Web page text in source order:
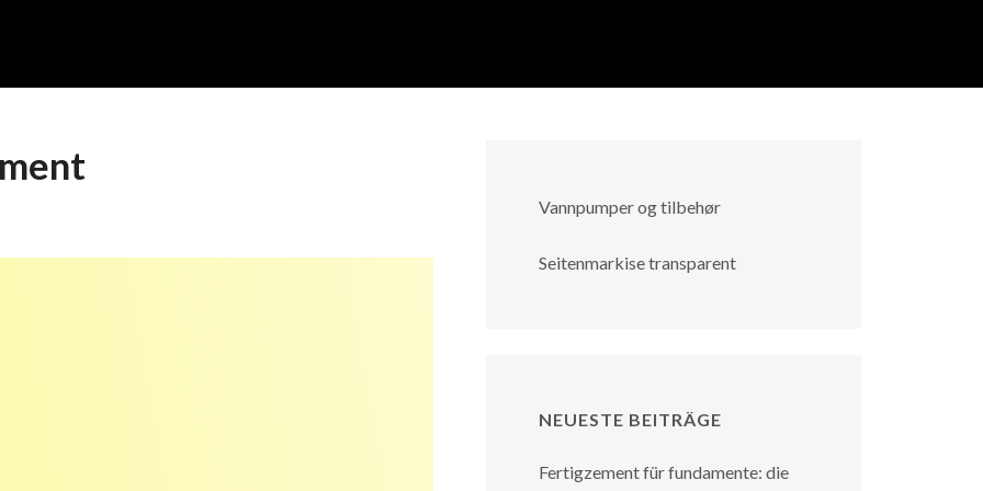
Vannpumper og tilbehør
Seitenmarkise transparent
NEUESTE BEITRÄGE
Fertigzement für fundamente: die